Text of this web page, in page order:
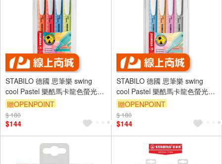
STABILO 德國 思筆樂 swing
cool Pastel 樂酷馬卡龍色螢光筆
4色組/盒 ST275/4-08-1
贈OPENPOINT
$ 180
$144
STABILO 德國 思筆樂 swing
cool Pastel 樂酷馬卡龍色螢光筆
4色組/盒 ST275/4-08-2
贈OPENPOINT
$ 180
$144